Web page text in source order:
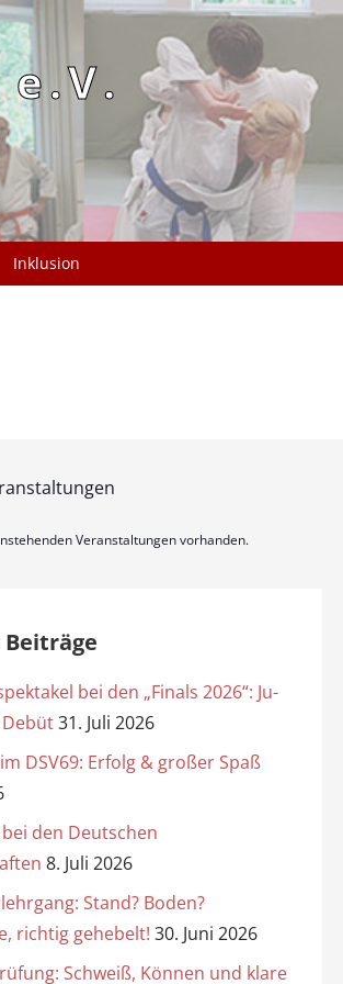
Inklusion
Veranstaltungen vorhanden.
bei den „Finals 2026“: Ju-
31. Juli 2026
DSV69: Erfolg & großer Spaß
den Deutschen
8. Juli 2026
Stand? Boden?
richtig gehebelt! 30. Juni 2026
Schweiß, Können und klare